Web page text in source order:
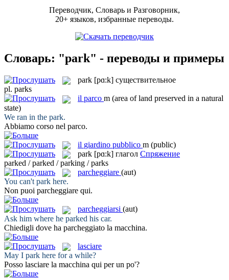
Переводчик, Словарь и Разговорник,
20+ языков, избранные переводы.
Словарь: "park" - переводы и примеры
park [pɑ:k] существительное
pl. parks
il parco m (area of land preserved in a natural
state)
We ran in the park.
Abbiamo corso nel parco.
il giardino pubblico m (public)
park [pɑ:k] глагол Спряжение
parked / parked / parking / parks
parcheggiare (aut)
You can'tpark here.
Non puoi parcheggiare qui.
parcheggiarsi (aut)
Ask him where he parked his car.
Chiedigli dove ha parcheggiato la macchina.
lasciare
May I park here for a while?
Posso lasciare la macchina qui per un po'?